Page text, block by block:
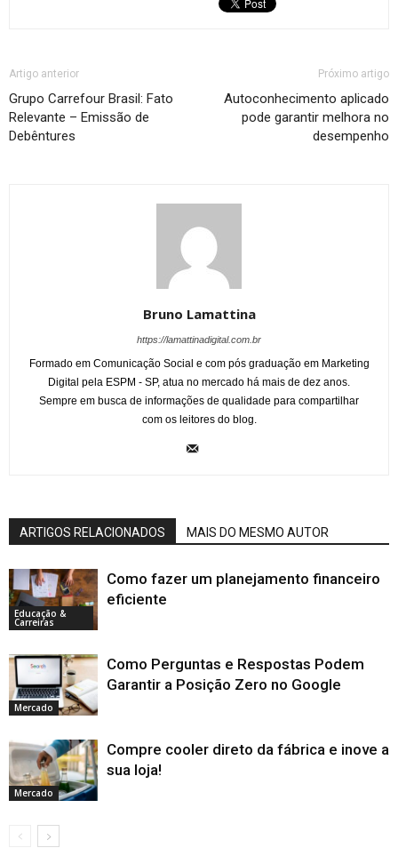
Artigo anterior
Grupo Carrefour Brasil: Fato
Relevante – Emissão de
Debêntures
Próximo artigo
Autoconhecimento aplicado
pode garantir melhora no
desempenho
Bruno Lamattina
https://lamattinadigital.com.br
Formado em Comunicação Social e com pós graduação em Marketing
Digital pela ESPM - SP, atua no mercado há mais de dez anos.
Sempre em busca de informações de qualidade para compartilhar
com os leitores do blog.
ARTIGOS RELACIONADOS MAIS DO MESMO AUTOR
Educação &
Carreiras
Como fazer um planejamento financeiro
eficiente
Mercado
Como Perguntas e Respostas Podem
Garantir a Posição Zero no Google
Mercado
Compre cooler direto da fábrica e inove a
sua loja!